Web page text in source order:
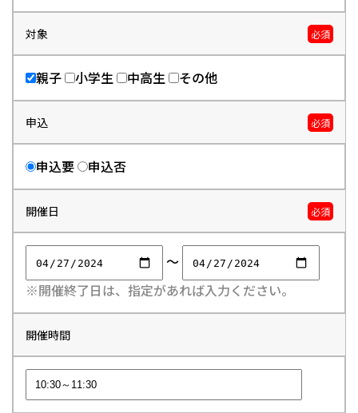
対象 必須
親子 小学生 中高生 その他
申込 必須
申込要 申込否
開催日 必須
～
※開催終了日は、指定があれば入力ください。
開催時間